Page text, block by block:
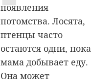
появления
потомства. Лосята,
птенцы часто
остаются одни, пока
мама добывает еду.
Она может